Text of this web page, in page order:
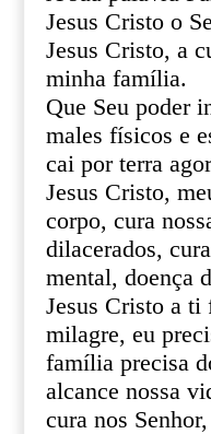
Jesus Cristo o
Jesus Cristo, a
minha família.
Que Seu poder
males físicos e
cai por terra
Jesus Cristo,
corpo, cura
dilacerados,
mental, doença
Jesus Cristo a ti
milagre, eu
família precisa
alcance nossa
cura nos